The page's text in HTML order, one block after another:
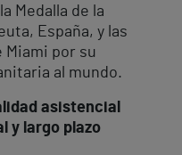
Medalla de la
España, y las
Miami por su
al mundo.
asistencial
y largo plazo